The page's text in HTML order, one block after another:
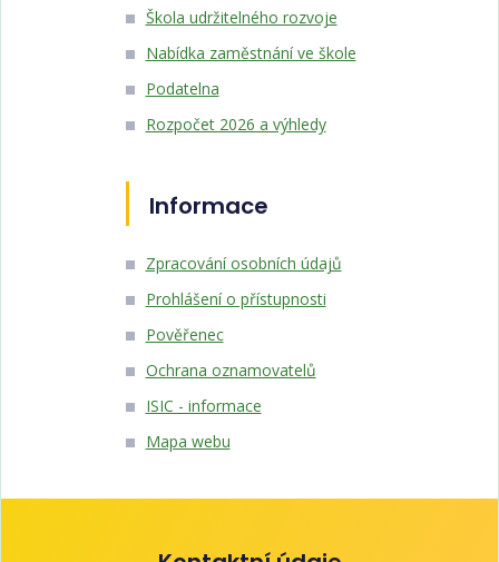
Škola udržitelného rozvoje
Nabídka zaměstnání ve škole
Podatelna
Rozpočet 2026 a výhledy
Informace
Zpracování osobních údajů
Prohlášení o přístupnosti
Pověřenec
Ochrana oznamovatelů
ISIC - informace
Mapa webu